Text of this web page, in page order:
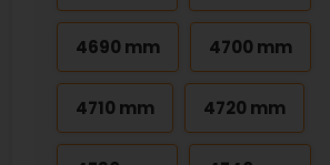
4690 mm 4700 mm
4710 mm 4720 mm